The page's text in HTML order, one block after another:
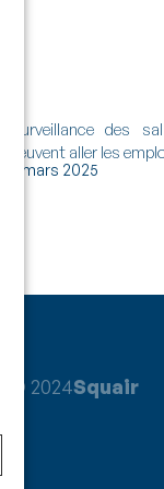
Surveillance des
peuvent aller les
4 mars 2025
© 2024Squair